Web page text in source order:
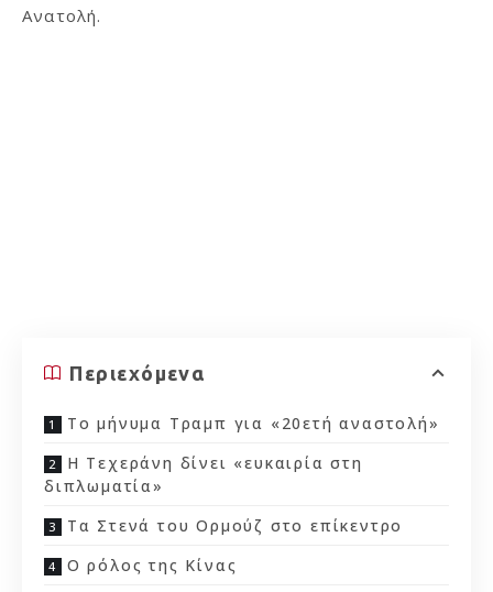
Ανατολή.
Περιεχόμενα
Το μήνυμα Τραμπ για «20ετή αναστολή»
Η Τεχεράνη δίνει «ευκαιρία στη
διπλωματία»
Τα Στενά του Ορμούζ στο επίκεντρο
Ο ρόλος της Κίνας